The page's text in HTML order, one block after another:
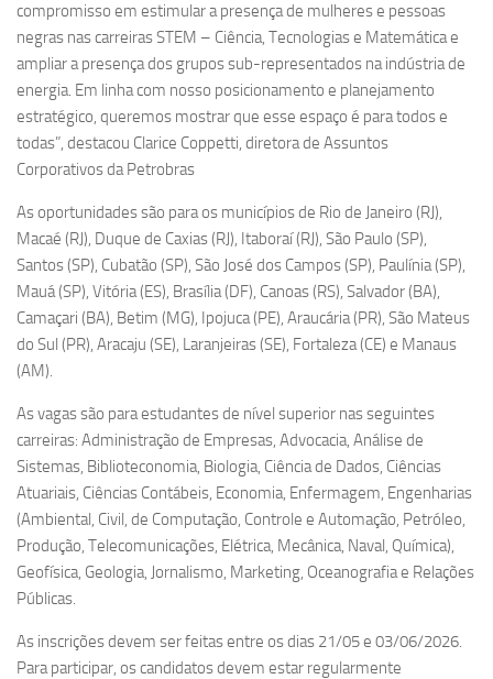
compromisso em estimular a presença de mulheres e pessoas
negras nas carreiras STEM – Ciência, Tecnologias e Matemática e
ampliar a presença dos grupos sub-representados na indústria de
energia. Em linha com nosso posicionamento e planejamento
estratégico, queremos mostrar que esse espaço é para todos e
todas”, destacou Clarice Coppetti, diretora de Assuntos
Corporativos da Petrobras
As oportunidades são para os municípios de Rio de Janeiro (RJ),
Macaé (RJ), Duque de Caxias (RJ), Itaboraí (RJ), São Paulo (SP),
Santos (SP), Cubatão (SP), São José dos Campos (SP), Paulínia (SP),
Mauá (SP), Vitória (ES), Brasília (DF), Canoas (RS), Salvador (BA),
Camaçari (BA), Betim (MG), Ipojuca (PE), Araucária (PR), São Mateus
do Sul (PR), Aracaju (SE), Laranjeiras (SE), Fortaleza (CE) e Manaus
(AM).
As vagas são para estudantes de nível superior nas seguintes
carreiras: Administração de Empresas, Advocacia, Análise de
Sistemas, Biblioteconomia, Biologia, Ciência de Dados, Ciências
Atuariais, Ciências Contábeis, Economia, Enfermagem, Engenharias
(Ambiental, Civil, de Computação, Controle e Automação, Petróleo,
Produção, Telecomunicações, Elétrica, Mecânica, Naval, Química),
Geofísica, Geologia, Jornalismo, Marketing, Oceanografia e Relações
Públicas.
As inscrições devem ser feitas entre os dias 21/05 e 03/06/2026.
Para participar, os candidatos devem estar regularmente